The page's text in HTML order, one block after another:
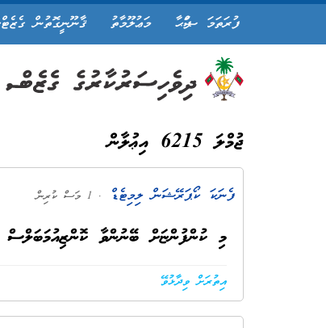
ފުރަތަމަ ޞަފްޙާ މަޢުލޫމާތު ޤާނޫނީގޮތުން
ޖުމްލަ 6215 އިޢުލާން
ފެނަކަ ކޯޕަރޭޝަން ލިމިޓެޑް . 1 މަސް ކުރިން
މި ކުންފުންޏަށް ބޭނުންވާ ކޮންޒިއުމަބަލްސް
އިތުރަށް ވިދާޅުވޭ